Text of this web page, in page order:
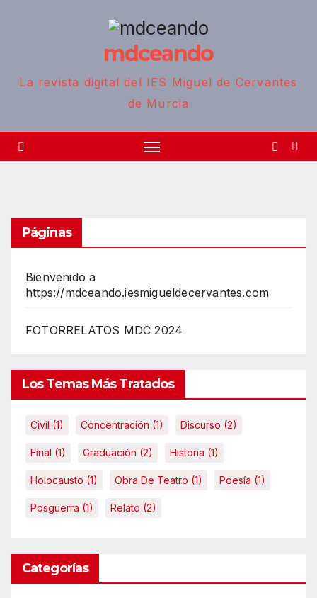
mdceando
La revista digital del IES Miguel de Cervantes
de Murcia
Páginas
Bienvenido a
https://mdceando.iesmigueldecervantes.com
FOTORRELATOS MDC 2024
Los Temas Más Tratados
Civil (1) Concentración (1) Discurso (2)
Final (1) Graduación (2) Historia (1)
Holocausto (1) Obra De Teatro (1) Poesía (1)
Posguerra (1) Relato (2)
Categorías